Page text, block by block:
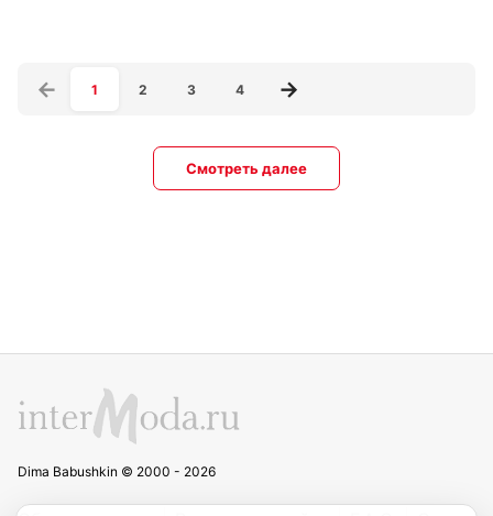
1 2 3 4
Смотреть далее
Dima Babushkin © 2000 - 2026